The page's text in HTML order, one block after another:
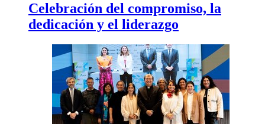
Celebración del compromiso, la
dedicación y el liderazgo